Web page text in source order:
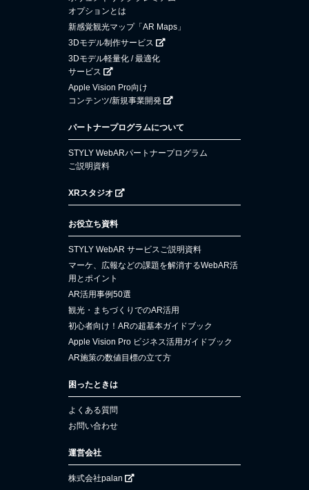
オプションとは
新感覚観光マップ「AR Maps」
3Dモデル制作サービス
3Dモデル軽量化 / 最適化
サービス
Apple Vision Pro向け
コンテンツ/新規事業開発
パートナープログラムについて
STYLY WebARパートナープログラム
ご説明資料
XRスタジオ
お役立ち資料
STYLY WebAR サービスご説明資料
マーケ、広報などの課題を解消するWebAR活
用とポイント
AR活用事例50選
観光・まちづくりでのAR活用
初心者向け！ARの超基本ガイドブック
Apple Vision Pro ビジネス活用ガイドブック
AR施策の数値目標の立て方
困ったときは
よくある質問
お問い合わせ
運営会社
株式会社palan